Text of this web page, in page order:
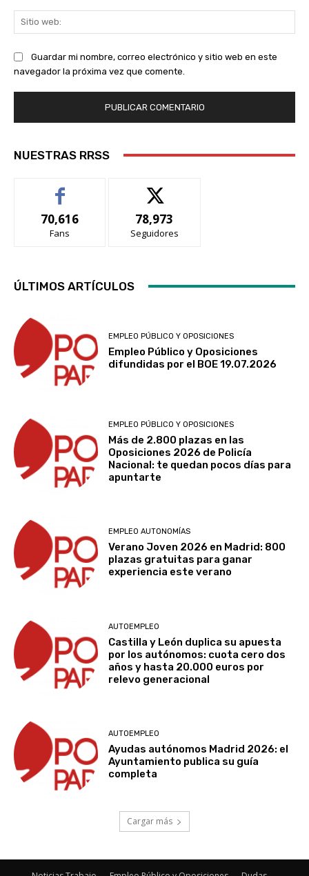
Guardar mi nombre, correo electrónico y sitio web en este
navegador la próxima vez que comente.
NUESTRAS RRSS
70,616
Fans
78,973
Seguidores
ÚLTIMOS ARTÍCULOS
EMPLEO PÚBLICO Y OPOSICIONES
Empleo Público y Oposiciones
difundidas por el BOE 19.07.2026
EMPLEO PÚBLICO Y OPOSICIONES
Más de 2.800 plazas en las
Oposiciones 2026 de Policía
Nacional: te quedan pocos días para
apuntarte
EMPLEO AUTONOMÍAS
Verano Joven 2026 en Madrid: 800
plazas gratuitas para ganar
experiencia este verano
AUTOEMPLEO
Castilla y León duplica su apuesta
por los autónomos: cuota cero dos
años y hasta 20.000 euros por
relevo generacional
AUTOEMPLEO
Ayudas autónomos Madrid 2026: el
Ayuntamiento publica su guía
completa
Cargar más